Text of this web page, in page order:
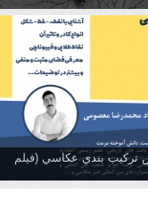
تركيب بندي عكاسي (فیلم